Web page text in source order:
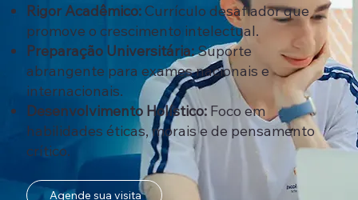
Rigor Acadêmico: Currículo desafiador que
promove o crescimento intelectual.
Preparação Universitária:Suporte
abrangente para exames nacionais e
internacionais.
Desenvolvimento Holístico:Foco em
habilidades éticas, morais e de pensamento
crítico.
Agende sua visita